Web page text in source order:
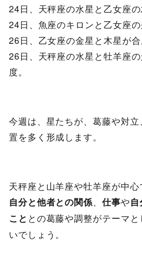
24日、天秤座の水星と乙女座の
24日、魚座のキロンと乙女座の
26日、乙女座の金星と木星が合
26日、天秤座の水星と牡羊座
度。
今週は、星たちが、葛藤や対
置を多く形成します。
天秤座と山羊座や牡羊座が中心
自分と他者との関係、仕事や
こと との葛藤や調整がテーマ
いでしょう。